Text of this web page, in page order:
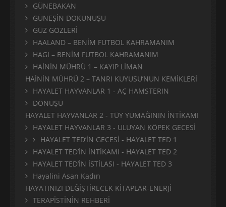
GÜNEBAKAN
GÜNEŞİN DOKUNUŞU
GÜZ GÖZLERİ
HAALAND – BENİM FUTBOL KAHRAMANIM
HAGI – BENİM FUTBOL KAHRAMANIM
HAİNİN MÜHRÜ 1 – KAYIP LİMAN
HAİNİN MÜHRÜ 2 – TANRI KUYUSU’NUN KEMİKLERİ
HAYALET HAYVANLAR 1 - AÇ HAMSTERIN
DÖNÜŞÜ
HAYALET HAYVANLAR 2 - TÜY YUMAĞININ İNTİKAMI
HAYALET HAYVANLAR 3 - ULUYAN KÖPEK GECESİ
HAYALET TED’İN GECESİ - HAYALET TED 1
HAYALET TED’İN İNTİKAMI - HAYALET TED 2
HAYALET TED’İN İSTİLASI - HAYALET TED 3
Hayalini Asan Kadın
HAYATINIZI DEĞİŞTİRECEK KİTAPLAR-ENERJİ
TERAPİSTİNİN REHBERİ